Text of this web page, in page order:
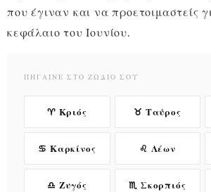
που έγιναν και να προετοιμαστείς
κεφάλαιο του Ιουνίου.
ΠΉΓΑΙΝΕ ΣΤΟ ΖΏΔΙΌ ΣΟΥ
♈ Κριός ♉ Ταύρος
♋ Καρκίνος ♌ Λέων
♎ Ζυγός ♏ Σκορπιός